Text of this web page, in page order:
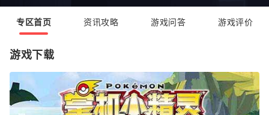
专区首页 资讯攻略 游戏问答 游戏评价
游戏下载